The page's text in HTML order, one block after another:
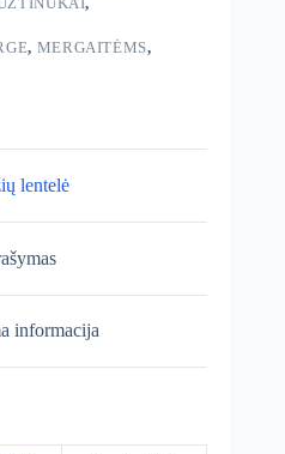
, MERGAITĖMS,
lentelė
informacija